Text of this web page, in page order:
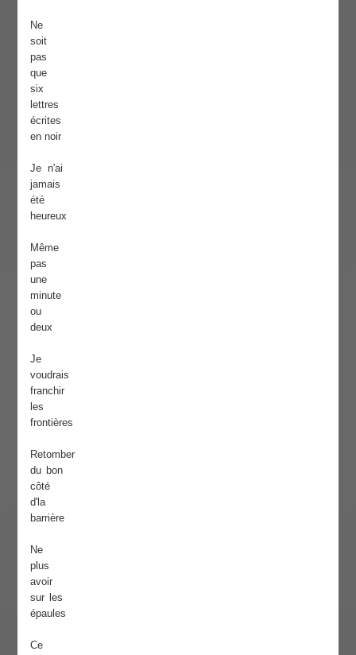
Ne
soit
pas
que
six
lettres
écrites
en noir
Je n'ai
jamais
été
heureux
Même
pas
une
minute
ou
deux
Je
voudrais
franchir
les
frontières
Retomber
du bon
côté
d'la
barrière
Ne
plus
avoir
sur les
épaules
Ce